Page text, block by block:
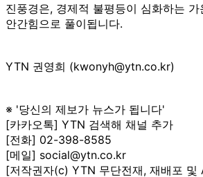
진풍경은, 경제적 불평등이 심화하는
안간힘으로 풀이됩니다.
YTN 권영희 (kwonyh@ytn.co.kr)
※ '당신의 제보가 뉴스가 됩니다'
[카카오톡] YTN 검색해 채널 추가
[전화] 02-398-8585
[메일] social@ytn.co.kr
[저작권자(c) YTN 무단전재, 재배포 및